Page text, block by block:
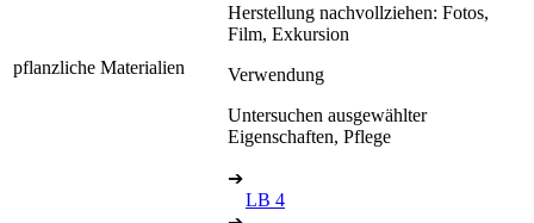
pflanzliche Materialien
Herstellung nachvollziehen: Fotos,
Film, Exkursion
Verwendung
Untersuchen ausgewählter
Eigenschaften, Pflege
➔
LB 4